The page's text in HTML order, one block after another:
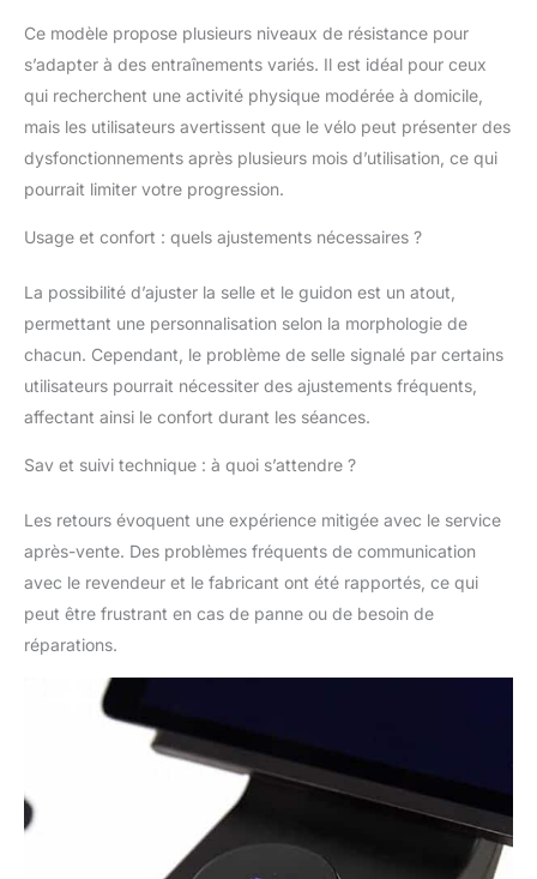
puissance maximale de
500 watts.
Ce modèle propose plusieurs niveaux de résistance pour
s’adapter à des entraînements variés. Il est idéal pour ceux
qui recherchent une activité physique modérée à domicile,
mais les utilisateurs avertissent que le vélo peut présenter des
dysfonctionnements après plusieurs mois d’utilisation, ce qui
pourrait limiter votre progression.
Usage et confort : quels ajustements nécessaires ?
La possibilité d’ajuster la selle et le guidon est un atout,
permettant une personnalisation selon la morphologie de
chacun. Cependant, le problème de selle signalé par certains
utilisateurs pourrait nécessiter des ajustements fréquents,
affectant ainsi le confort durant les séances.
Sav et suivi technique : à quoi s’attendre ?
Les retours évoquent une expérience mitigée avec le service
après-vente. Des problèmes fréquents de communication
avec le revendeur et le fabricant ont été rapportés, ce qui
peut être frustrant en cas de panne ou de besoin de
réparations.